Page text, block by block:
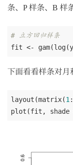
条、P 样条、B 样
# 立方回归样条
fit <-
下面看看样条对月
layout(matrix(1 :
plot(fit,